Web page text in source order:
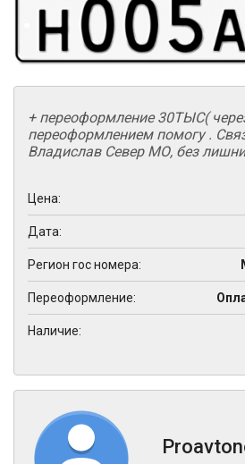
+ переоформление 30ТЫС(
переоформлением помогу .
Владислав Север МО, без
Цена:
Дата:
Регион гос номера:
Переоформление:
Наличие: